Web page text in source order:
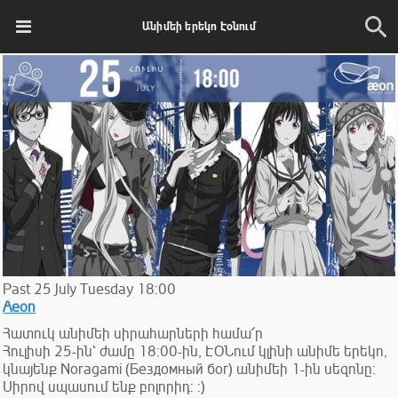
Անիմեի երեկո Էօնում
Past 25 July Tuesday 18:00
Aeon
Հատուկ անիմեի սիրահարների համա՜ր
Հուլիսի 25-ին՝ ժամը 18:00-ին, ԷՕՆում կլինի անիմե երեկո,
կնայենք Noragami (Бездомный бог) անիմեի 1-ին սեզոնը:
Սիրով սպասում ենք բոլորիդ: :)